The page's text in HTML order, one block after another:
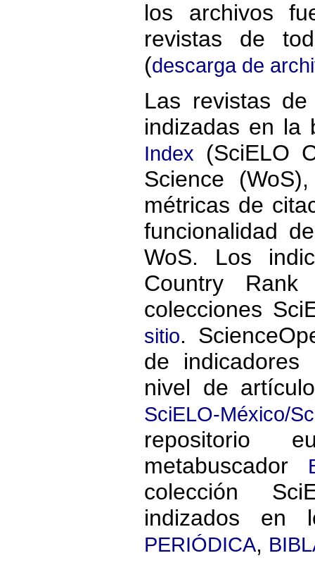
los archivos
revistas de
(descarga de
Las revistas
indizadas en
Index (SciELO
Science
métricas de
funcionalidad
WoS. Los
Country
colecciones
sitio.
de
nivel de
SciELO-México/
repositorio
metabuscador
colección
indizados
PERIÓDICA,